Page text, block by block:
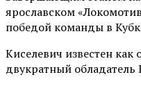
ярославском
победой команды в
Киселевич известен
двукратный обладатель